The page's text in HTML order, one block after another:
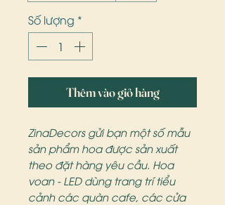
Số lượng *
Thêm vào giỏ hàng
ZinaDecors gửi bạn một số mẫu
sản phẩm hoa được sản xuất
theo đặt hàng yêu cầu. Hoa
voan - LED dùng trang trí tiểu
cảnh các quàn cafe, các cửa